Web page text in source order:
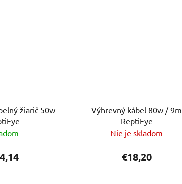
žiarič 50w
Výhrevný kábel 80w / 9m
ReptiEye
Nie je skladom
€18,20